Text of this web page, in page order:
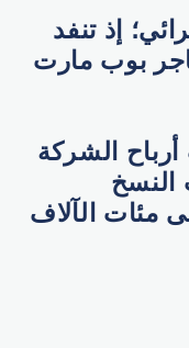
إذ تنفد
بوب مارت
الشركة
النسخ
مئات الآلاف